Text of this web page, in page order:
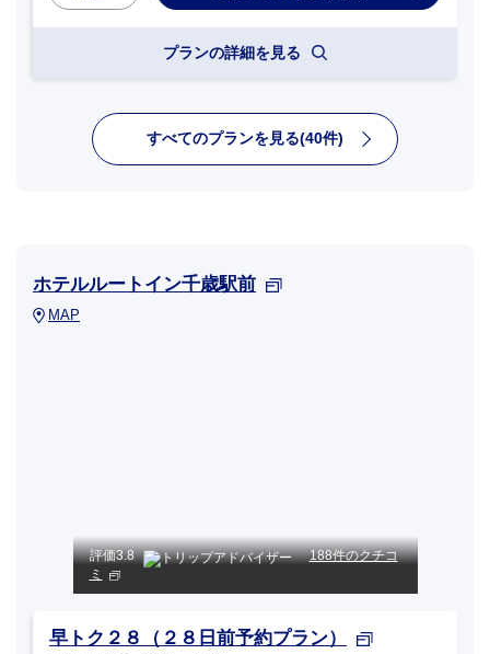
プランの詳細を見る
すべてのプランを見る(40件)
ホテルルートイン千歳駅前
MAP
評価3.8
188件のクチコ
ミ
早トク２８（２８日前予約プラン）